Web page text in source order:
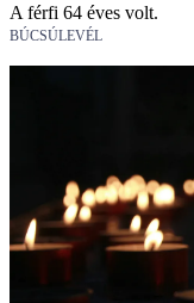
A férfi 64 éves volt.
BÚCSÚLEVÉL